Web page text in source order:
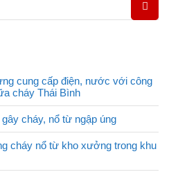
cung cấp điện, nước với công
cháy Thái Bình
cháy, nổ từ ngập úng
cháy nổ từ kho xưởng trong khu